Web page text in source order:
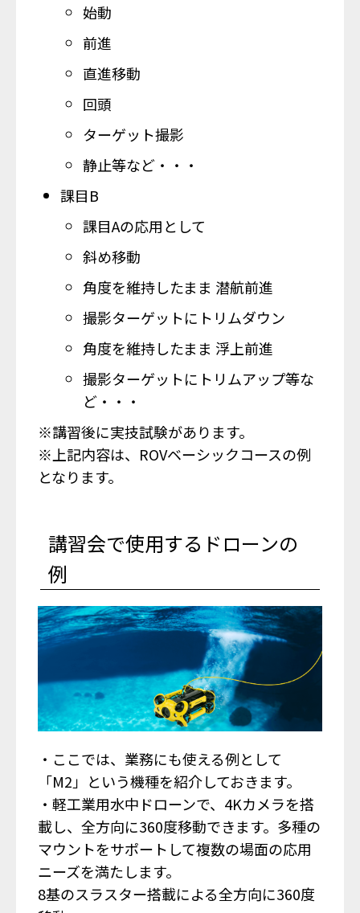
始動
前進
直進移動
回頭
ターゲット撮影
静止等など・・・
課目B
課目Aの応用として
斜め移動
角度を維持したまま 潜航前進
撮影ターゲットにトリムダウン
角度を維持したまま 浮上前進
撮影ターゲットにトリムアップ等な
ど・・・
※講習後に実技試験があります。
※上記内容は、ROVベーシックコースの例
となります。
講習会で使用するドローンの
例
・ここでは、業務にも使える例として
「M2」という機種を紹介しておきます。
・軽工業用水中ドローンで、4Kカメラを搭
載し、全方向に360度移動できます。多種の
マウントをサポートして複数の場面の応用
ニーズを満たします。
8基のスラスター搭載による全方向に360度